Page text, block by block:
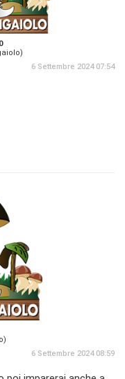
6 Settembre 2024 07:54
6 Settembre 2024 08:59